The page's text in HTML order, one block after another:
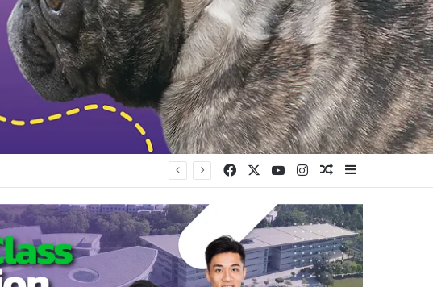
ஓய்வு வழங்கியுள்ளது கட்சி Facebook YouTubeInstagramRandom Article